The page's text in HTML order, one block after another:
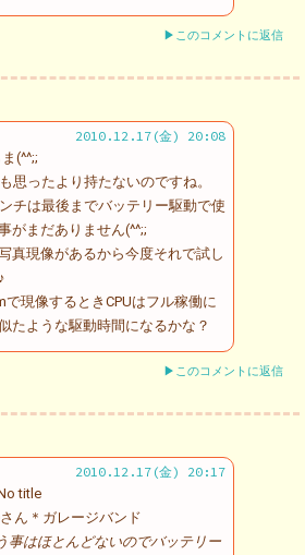
▶このコメントに返信
2010.12.17(金) 20:08
(^^;;
思ったより持たないのですね。
チは最後までバッテリー駆動で使
がまだありません(^^;;
真現像があるから今度それで試し
現像するときCPUはフル稼働に
たような駆動時間になるかな？
▶このコメントに返信
2010.12.17(金) 20:17
title
ん＊ガレージバンド
事はほとんどないのでバッテリー